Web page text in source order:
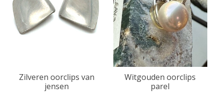
Zilveren oorclips van
jensen
Witgouden oorclips
parel